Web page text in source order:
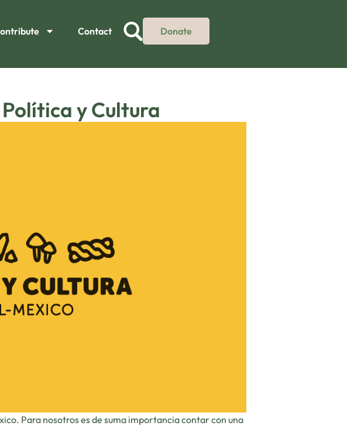
Contact Donate
y Cultura
Para nosotros es de suma importancia contar con una